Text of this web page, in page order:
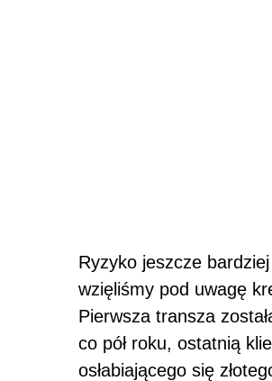
Ryzyko jeszcze
wzięliśmy pod uwagę
Pierwsza transza
co pół roku, ostatnią
osłabiającego się